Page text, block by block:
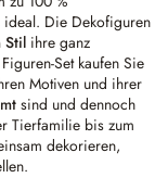
ideal. Die Dekofiguren
Stil ihre ganz
Set kaufen Sie
Motiven und ihrer
sind und dennoch
Tierfamilie bis zum
dekorieren,